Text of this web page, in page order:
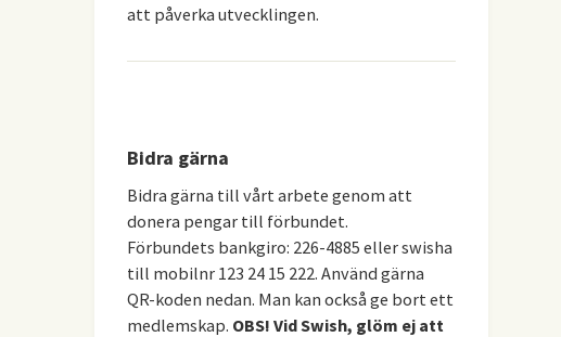
att påverka utvecklingen.
Bidra gärna
Bidra gärna till vårt arbete genom att
donera pengar till förbundet.
Förbundets bankgiro: 226-4885 eller swisha
till mobilnr 123 24 15 222. Använd gärna
QR-koden nedan. Man kan också ge bort ett
medlemskap. OBS! Vid Swish, glöm ej att